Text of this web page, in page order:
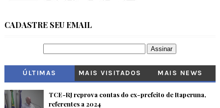
CADASTRE SEU EMAIL
ÚLTIMAS MAIS VISITADOS MAIS NEWS
TCE-RJ reprova contas do ex-prefeito de Itaperuna,
referentes a 2024